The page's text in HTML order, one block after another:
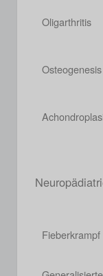
Oligarthritis
Fieberkrampf